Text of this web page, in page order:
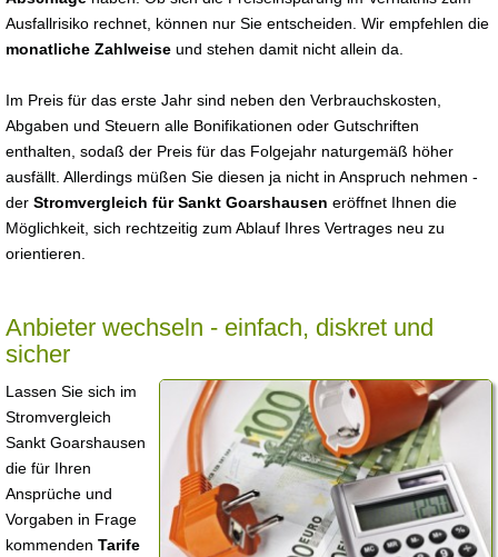
Ausfallrisiko rechnet, können nur Sie entscheiden. Wir empfehlen die
monatliche Zahlweise und stehen damit nicht allein da.
Im Preis für das erste Jahr sind neben den Verbrauchskosten,
Abgaben und Steuern alle Bonifikationen oder Gutschriften
enthalten, sodaß der Preis für das Folgejahr naturgemäß höher
ausfällt. Allerdings müßen Sie diesen ja nicht in Anspruch nehmen -
der Stromvergleich für Sankt Goarshausen eröffnet Ihnen die
Möglichkeit, sich rechtzeitig zum Ablauf Ihres Vertrages neu zu
orientieren.
Anbieter wechseln - einfach, diskret und
sicher
Lassen Sie sich im
Stromvergleich
Sankt Goarshausen
die für Ihren
Ansprüche und
Vorgaben in Frage
kommenden Tarife